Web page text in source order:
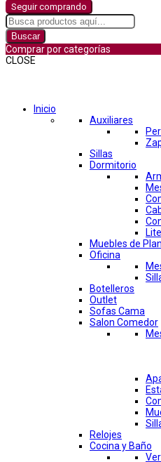
Seguir comprando
Buscar
Comprar por categorías
CLOSE
Inicio
Auxiliares
Sillas
Dormitorio
Muebles de
Oficina
Botelleros
Outlet
Sofas Cama
Salon Comedor
Relojes
Cocina y Baño